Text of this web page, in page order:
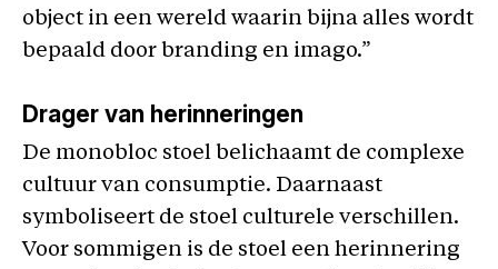
object in een wereld waarin bijna alles wordt
bepaald door branding en imago.”
Drager van herinneringen
De monobloc stoel belichaamt de complexe
cultuur van consumptie. Daarnaast
symboliseert de stoel culturele verschillen.
Voor sommigen is de stoel een herinnering